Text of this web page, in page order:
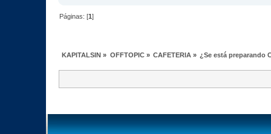
Páginas: [1]
KAPITALSIN » OFFTOPIC» CAFETERIA» ¿Se está preparando